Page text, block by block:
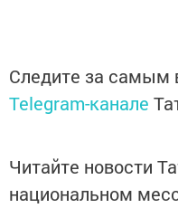
Следите за
Telegram-канале
Читайте новости
национальном